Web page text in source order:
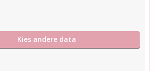
Kies andere data